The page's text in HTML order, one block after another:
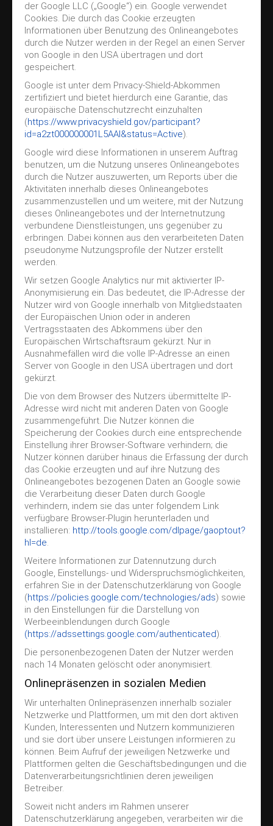
der Google LLC („Google“) ein. Google verwendet
Cookies. Die durch das Cookie erzeugten
Informationen über Benutzung des Onlineangebotes
durch die Nutzer werden in der Regel an einen Server
von Google in den USA übertragen und dort
gespeichert.
Google ist unter dem Privacy-Shield-Abkommen
zertifiziert und bietet hierdurch eine Garantie, das
europäische Datenschutzrecht einzuhalten
(https://www.privacyshield.gov/participant?
id=a2zt000000001L5AAI&status=Active).
Google wird diese Informationen in unserem Auftrag
benutzen, um die Nutzung unseres Onlineangebotes
durch die Nutzer auszuwerten, um Reports über die
Aktivitäten innerhalb dieses Onlineangebotes
zusammenzustellen und um weitere, mit der Nutzung
dieses Onlineangebotes und der Internetnutzung
verbundene Dienstleistungen, uns gegenüber zu
erbringen. Dabei können aus den verarbeiteten Daten
pseudonyme Nutzungsprofile der Nutzer erstellt
werden.
Wir setzen Google Analytics nur mit aktivierter IP-
Anonymisierung ein. Das bedeutet, die IP-Adresse der
Nutzer wird von Google innerhalb von Mitgliedstaaten
der Europäischen Union oder in anderen
Vertragsstaaten des Abkommens über den
Europäischen Wirtschaftsraum gekürzt. Nur in
Ausnahmefällen wird die volle IP-Adresse an einen
Server von Google in den USA übertragen und dort
gekürzt.
Die von dem Browser des Nutzers übermittelte IP-
Adresse wird nicht mit anderen Daten von Google
zusammengeführt. Die Nutzer können die
Speicherung der Cookies durch eine entsprechende
Einstellung ihrer Browser-Software verhindern; die
Nutzer können darüber hinaus die Erfassung der durch
das Cookie erzeugten und auf ihre Nutzung des
Onlineangebotes bezogenen Daten an Google sowie
die Verarbeitung dieser Daten durch Google
verhindern, indem sie das unter folgendem Link
verfügbare Browser-Plugin herunterladen und
installieren: http://tools.google.com/dlpage/gaoptout?
hl=de.
Weitere Informationen zur Datennutzung durch
Google, Einstellungs- und Widerspruchsmöglichkeiten,
erfahren Sie in der Datenschutzerklärung von Google
(https://policies.google.com/technologies/ads) sowie
in den Einstellungen für die Darstellung von
Werbeeinblendungen durch Google
(https://adssettings.google.com/authenticated).
Die personenbezogenen Daten der Nutzer werden
nach 14 Monaten gelöscht oder anonymisiert.
Onlinepräsenzen in sozialen Medien
Wir unterhalten Onlinepräsenzen innerhalb sozialer
Netzwerke und Plattformen, um mit den dort aktiven
Kunden, Interessenten und Nutzern kommunizieren
und sie dort über unsere Leistungen informieren zu
können. Beim Aufruf der jeweiligen Netzwerke und
Plattformen gelten die Geschäftsbedingungen und die
Datenverarbeitungsrichtlinien deren jeweiligen
Betreiber.
Soweit nicht anders im Rahmen unserer
Datenschutzerklärung angegeben, verarbeiten wir die